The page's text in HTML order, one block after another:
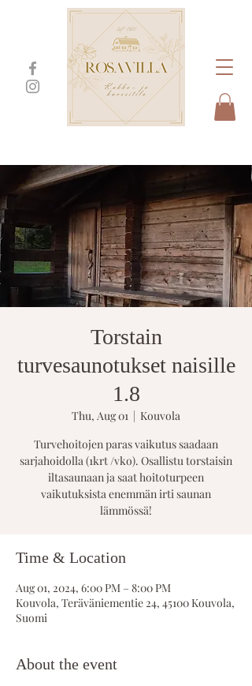
Torstain
turvesaunotukset naisille
1.8
Thu, Aug 01
  |
Kouvola
Turvehoitojen paras vaikutus saadaan
sarjahoidolla (1krt /vko). Osallistu torstaisin
iltasaunaan ja saat hoitoturpeen
vaikutuksista enemmän irti saunan
lämmössä!
Time & Location
Aug 01, 2024, 6:00 PM – 8:00 PM
Kouvola, Teräväniementie 24, 45100 Kouvola,
Suomi
About the event